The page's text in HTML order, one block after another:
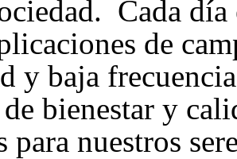
Cada
de
y baja
bienestar y
para nuestros